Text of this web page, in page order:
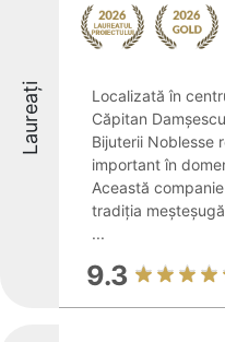
Laureați
Localizată în
Căpitan
Bijuterii Noblesse
important în
Această
tradiția
...
9.3